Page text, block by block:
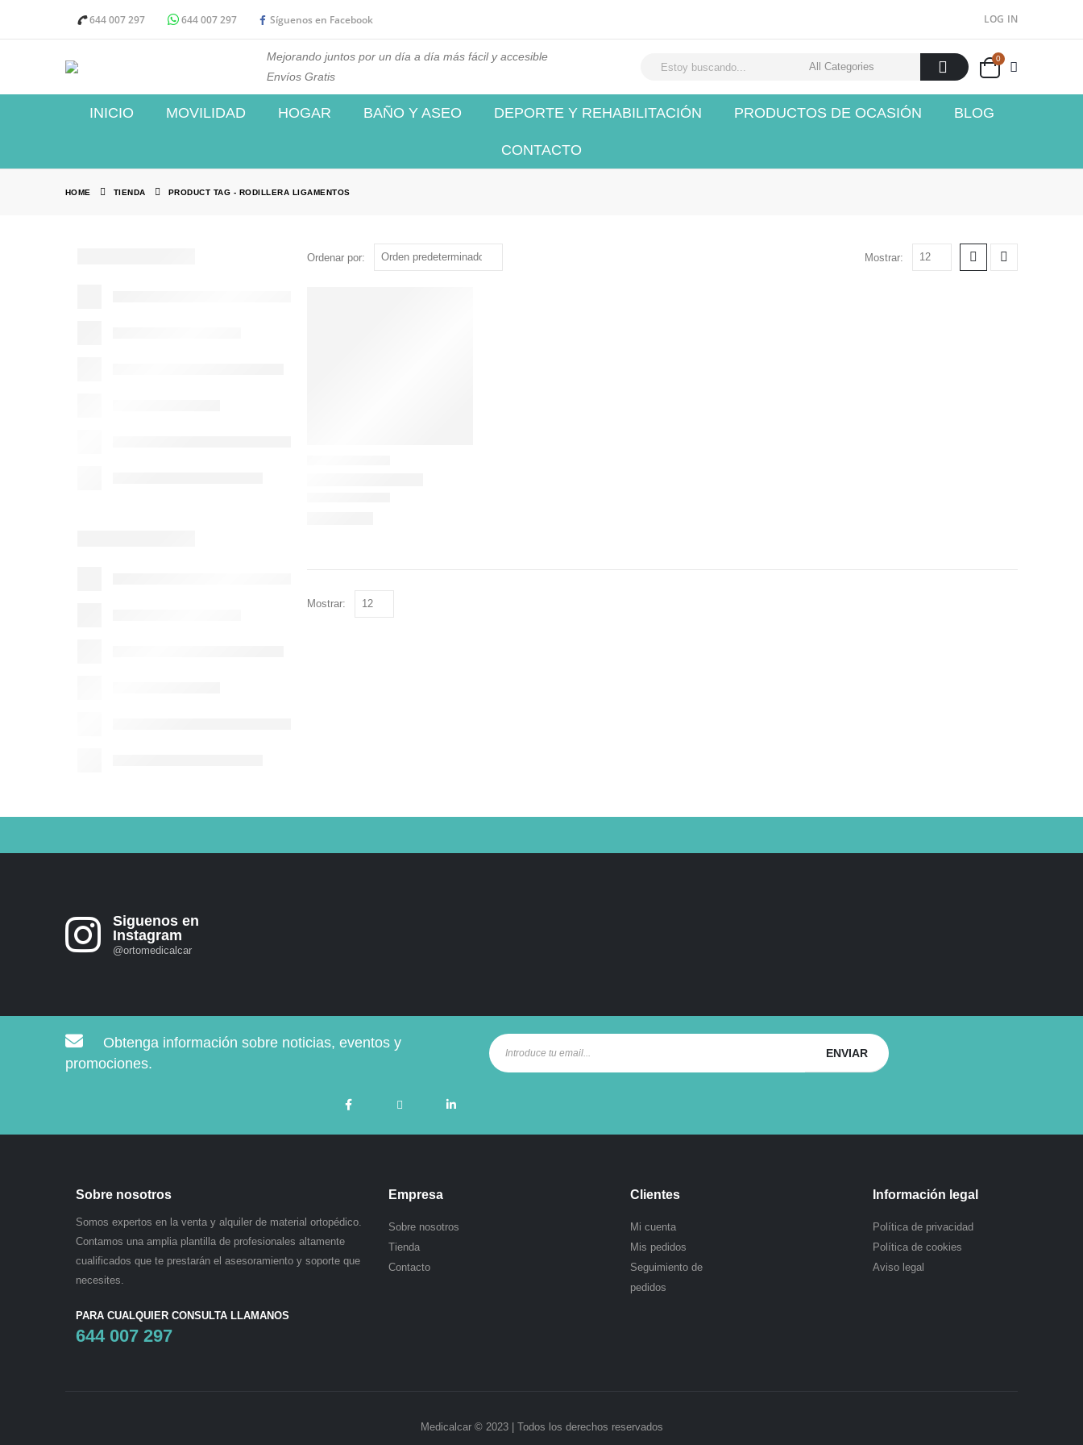
644 007 297 644 007 297 Síguenos en Facebook LOG IN
Mejorando juntos por un día a día más fácil y accesible
Envíos Gratis
0
INICIO MOVILIDAD HOGAR BAÑO Y ASEO DEPORTE Y REHABILITACIÓN PRODUCTOS DE OCASIÓN BLOG
CONTACTO
HOME TIENDA PRODUCT TAG - RODILLERA LIGAMENTOS
Ordenar por: Mostrar:
Mostrar:
Siguenos en
Instagram
@ortomedicalcar
Obtenga información sobre noticias, eventos y
promociones.
Sobre nosotros
Somos expertos en la venta y alquiler de material ortopédico.
Contamos una amplia plantilla de profesionales altamente
cualificados que te prestarán el asesoramiento y soporte que
necesites.
PARA CUALQUIER CONSULTA LLAMANOS
644 007 297
Empresa
Sobre nosotros
Tienda
Contacto
Clientes
Mi cuenta
Mis pedidos
Seguimiento de
pedidos
Información legal
Política de privacidad
Política de cookies
Aviso legal
Medicalcar © 2023 | Todos los derechos reservados